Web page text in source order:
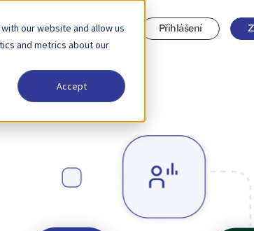
our website and allow us
and metrics about our
Accept
Společnost Přihlášení